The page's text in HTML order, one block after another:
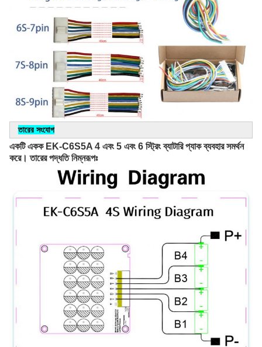
তারের সংযোগ
একটি একক EK-C6S5A 4 এবং 5 এবং 6 স্ট্রিং ব্যাটারি প্যাক ব্যবহার সমর্থন
করে। তারের পদ্ধতি নিম্নরূপঃ